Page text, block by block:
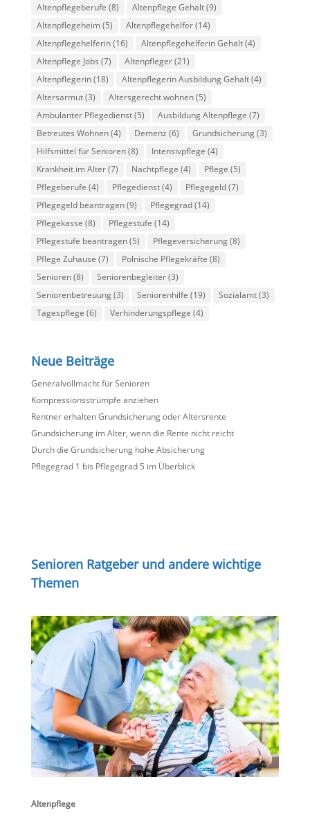
Altenpflegeberufe (8) Altenpflege Gehalt(9)
Altenpflegeheim(5) Altenpflegehelfer(14)
Altenpflegehelferin(16) Altenpflegehelferin Gehalt(4)
Altenpflege Jobs (7) Altenpfleger(21)
Altenpflegerin(18) Altenpflegerin Ausbildung Gehalt(4)
Altersarmut(3) Altersgerecht wohnen(5)
Ambulanter Pflegedienst(5) Ausbildung Altenpflege (7)
Betreutes Wohnen(4) Demenz (6) Grundsicherung(3)
Hilfsmittel für Senioren(8) Intensivpflege (4)
Krankheit im Alter(7) Nachtpflege (4) Pflege (5)
Pflegeberufe (4) Pflegedienst(4) Pflegegeld(7)
Pflegegeld beantragen(9) Pflegegrad(14)
Pflegekasse (8) Pflegestufe (14)
Pflegestufe beantragen(5) Pflegeversicherung(8)
Pflege Zuhause (7) Polnische Pflegekräfte (8)
Senioren(8) Seniorenbegleiter(3)
Seniorenbetreuung(3) Seniorenhilfe (19) Sozialamt(3)
Tagespflege (6) Verhinderungspflege (4)
Neue Beiträge
Generalvollmacht für Senioren
Kompressionsstrümpfe anziehen
Rentner erhalten Grundsicherung oder Altersrente
Grundsicherung im Alter, wenn die Rente nicht reicht
Durch die Grundsicherung hohe Absicherung
Pflegegrad 1 bis Pflegegrad 5 im Überblick
Senioren Ratgeber und andere wichtige
Themen
Altenpflege